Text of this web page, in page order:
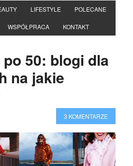
LIFESTYLE POLECANE
WSPÓŁPRACA KONTAKT
50: blogi dla
na jakie
3 KOMENTARZE